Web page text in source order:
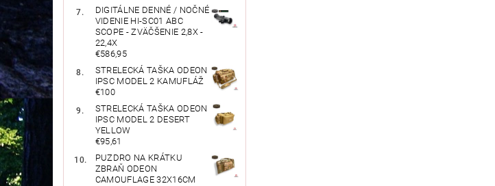
DIGITÁLNE DENNÉ / NOČNÉ
VIDENIE HI-SC01 ABC
SCOPE - ZVÄČŠENIE 2,8X -
22,4X
€586,95
STRELECKÁ TAŠKA ODEON
IPSC MODEL 2 KAMUFLÁŽ
€100
STRELECKÁ TAŠKA ODEON
IPSC MODEL 2 DESERT
YELLOW
€95,61
PUZDRO NA KRÁTKU
ZBRAŇ ODEON
CAMOUFLAGE 32X16CM